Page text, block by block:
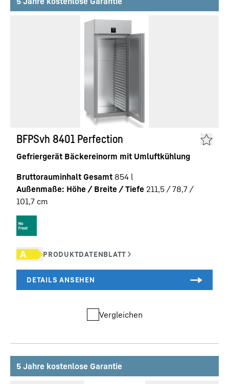
BFPSvh 8401 Perfection
Gefriergerät Bäckereinorm mit Umluftkühlung
Bruttorauminhalt Gesamt 854 l
Außenmaße: Höhe / Breite / Tiefe 211,5 / 78,7 /
101,7 cm
Vergleichen
5 Jahre kostenlose Garantie